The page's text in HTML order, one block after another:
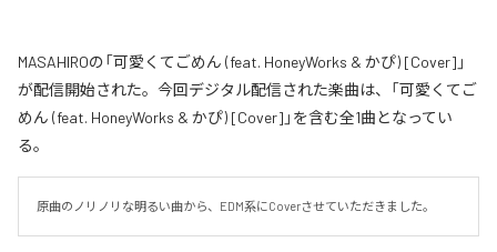
MASAHIROの「可愛くてごめん (feat. HoneyWorks & かぴ) [Cover]」
が配信開始された。今回デジタル配信された楽曲は、「可愛くてご
めん (feat. HoneyWorks & かぴ) [Cover]」を含む全1曲となってい
る。
原曲のノリノリな明るい曲から、EDM系にCoverさせていただきました。